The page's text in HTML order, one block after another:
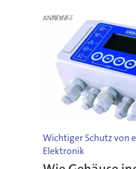
ANZEIGE
Wichtiger Schutz von
Elektronik